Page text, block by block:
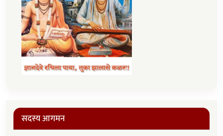
सदस्य आगमन